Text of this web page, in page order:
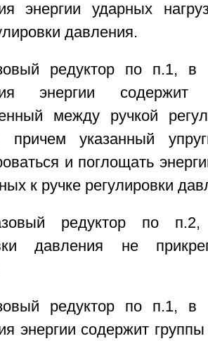
энергии ударных
давления.
редуктор по п.1, в
энергии содержит
между ручкой
причем указанный
и поглощать
к ручке регулировки
редуктор по
давления не
редуктор по п.1, в
энергии содержит